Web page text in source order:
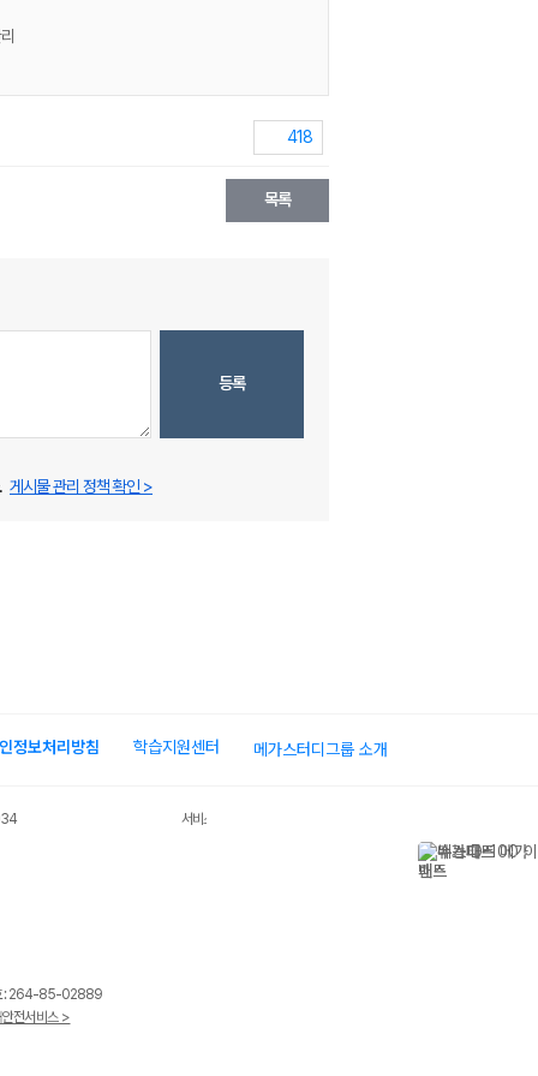
418
목록
등록
게시물 관리 정책 확인 >
정보처리방침 학습지원센터 메가스터디그룹 소개
서비스 가입사실 확인
호 : 264-85-02889
전서비스 >